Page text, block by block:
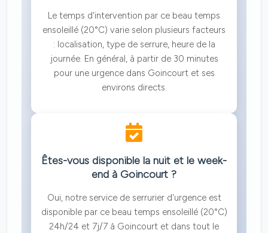
Le temps d'intervention par ce beau temps
ensoleillé (20°C) varie selon plusieurs facteurs
: localisation, type de serrure, heure de la
journée. En général, à partir de 30 minutes
pour une urgence dans Goincourt et ses
environs directs.
Êtes-vous disponible la nuit et le week-
end à Goincourt ?
Oui, notre service de serrurier d'urgence est
disponible par ce beau temps ensoleillé (20°C)
24h/24 et 7j/7 à Goincourt et dans tout le